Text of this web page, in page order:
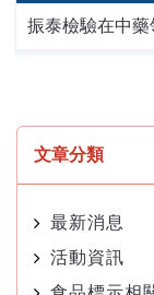
振泰檢驗在中藥
文章分類
最新消息
活動資訊